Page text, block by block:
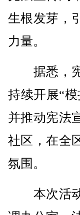
生根发芽，
力量。
据悉，宪
持续开展“
并推动宪法
社区，在全
氛围。
本次活动